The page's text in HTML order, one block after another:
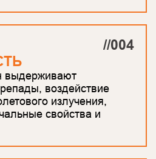
//004
выдерживают
воздействие
излучения,
свойства и